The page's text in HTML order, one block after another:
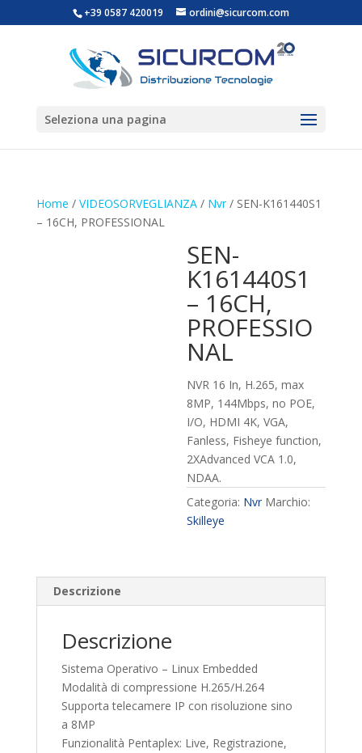
+39 0587 420019 ordini@sicurcom.com
Seleziona una pagina
Home / VIDEOSORVEGLIANZA/ Nvr/ SEN-K161440S1
– 16CH, PROFESSIONAL
SEN-
K161440S1
– 16CH,
PROFESSIO
NAL
NVR 16 In, H.265, max
8MP, 144Mbps, no POE,
I/O, HDMI 4K, VGA,
Fanless, Fisheye function,
2XAdvanced VCA 1.0,
NDAA.
Categoria: Nvr Marchio:
Skilleye
Descrizione
Descrizione
Sistema Operativo – Linux Embedded
Modalità di compressione H.265/H.264
Supporta telecamere IP con risoluzione sino
a 8MP
Funzionalità Pentaplex: Live, Registrazione,